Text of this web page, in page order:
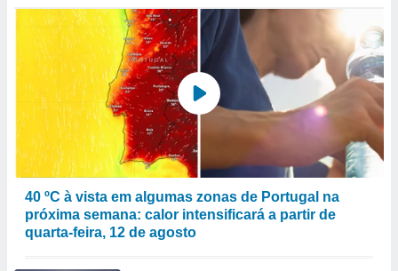
40 ºC à vista em algumas zonas de Portugal na
próxima semana: calor intensificará a partir de
quarta-feira, 12 de agosto